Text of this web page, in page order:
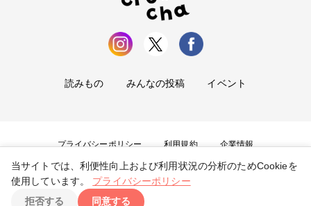
読みもの みんなの投稿 イベント
プライバシーポリシー 利用規約 企業情報
お問い合わせ
Copyright ©2026tryangle Co., Ltd. All Rights Reserved.
当サイトでは、利便性向上および利用状況の分析のためCookieを
使用しています。
プライバシーポリシー
拒否する
同意する